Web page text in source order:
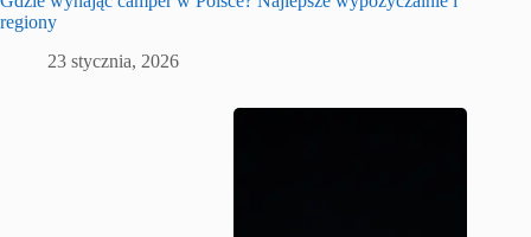
regiony
23 stycznia, 2026